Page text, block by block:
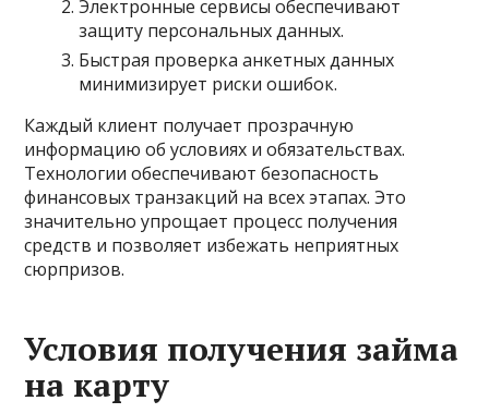
Электронные сервисы обеспечивают
защиту персональных данных.
Быстрая проверка анкетных данных
минимизирует риски ошибок.
Каждый клиент получает прозрачную
информацию об условиях и обязательствах.
Технологии обеспечивают безопасность
финансовых транзакций на всех этапах. Это
значительно упрощает процесс получения
средств и позволяет избежать неприятных
сюрпризов.
Условия получения займа
на карту